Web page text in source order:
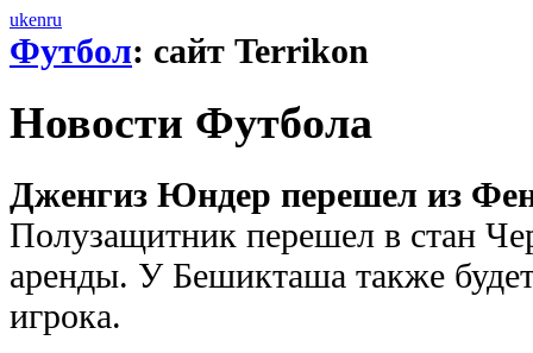
ukenru
Футбол: сайт Terrikon
Новости Футбола
Дженгиз Юндер перешел из
Полузащитник перешел в стан
аренды. У Бешикташа также
игрока.